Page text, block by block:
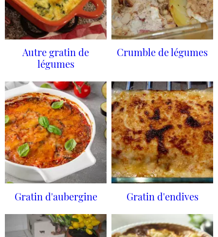
Autre gratin de
légumes
Crumble de légumes
Gratin d'aubergine Gratin d'endives